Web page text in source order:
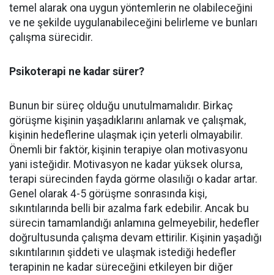
temel alarak ona uygun yöntemlerin ne olabileceğini
ve ne şekilde uygulanabileceğini belirleme ve bunları
çalışma sürecidir.
Psikoterapi ne kadar sürer?
Bunun bir süreç olduğu unutulmamalıdır. Birkaç
görüşme kişinin yaşadıklarını anlamak ve çalışmak,
kişinin hedeflerine ulaşmak için yeterli olmayabilir.
Önemli bir faktör, kişinin terapiye olan motivasyonu
yani isteğidir. Motivasyon ne kadar yüksek olursa,
terapi sürecinden fayda görme olasılığı o kadar artar.
Genel olarak 4-5 görüşme sonrasında kişi,
sıkıntılarında belli bir azalma fark edebilir. Ancak bu
sürecin tamamlandığı anlamına gelmeyebilir, hedefler
doğrultusunda çalışma devam ettirilir. Kişinin yaşadığı
sıkıntılarının şiddeti ve ulaşmak istediği hedefler
terapinin ne kadar süreceğini etkileyen bir diğer